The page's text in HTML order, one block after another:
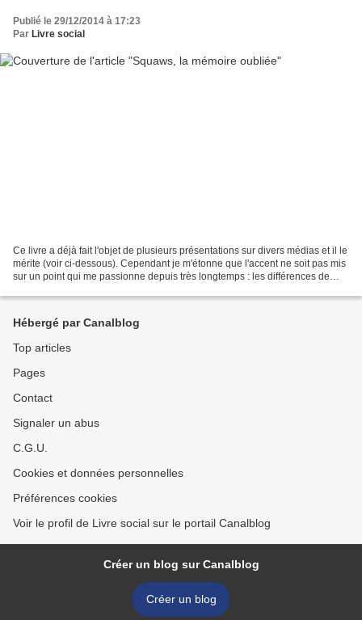
Publié le 29/12/2014 à 17:23
Par Livre social
Ce livre a déjà fait l'objet de plusieurs présentations sur divers médias et il le
mérite (voir ci-dessous). Cependant je m'étonne que l'accent ne soit pas mis
sur un point qui me passionne depuis très longtemps : les différences de
Hébergé par Canalblog
Top articles
Pages
Contact
Signaler un abus
C.G.U.
Cookies et données personnelles
Préférences cookies
Voir le profil de Livre social sur le portail Canalblog
Créer un blog sur Canalblog
Créer un blog